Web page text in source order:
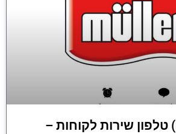
מולר (Muller) טלפון שירות לקוחות –